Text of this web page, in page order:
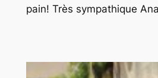
pain! Très sympathique